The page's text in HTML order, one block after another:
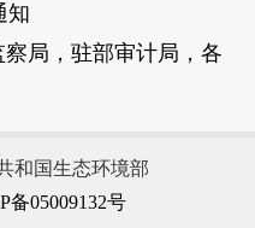
知
局，驻部审计局，各
和国生态环境部
备05009132号